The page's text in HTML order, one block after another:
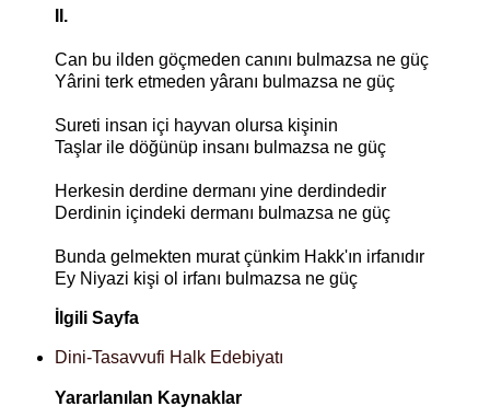
II.
Can bu ilden göçmeden canını bulmazsa ne güç
Yârini terk etmeden yâranı bulmazsa ne güç
Sureti insan içi hayvan olursa kişinin
Taşlar ile döğünüp insanı bulmazsa ne güç
Herkesin derdine dermanı yine derdindedir
Derdinin içindeki dermanı bulmazsa ne güç
Bunda gelmekten murat çünkim Hakk'ın irfanıdır
Ey Niyazi kişi ol irfanı bulmazsa ne güç
İlgili Sayfa
Dini-Tasavvufi Halk Edebiyatı
Yararlanılan Kaynaklar